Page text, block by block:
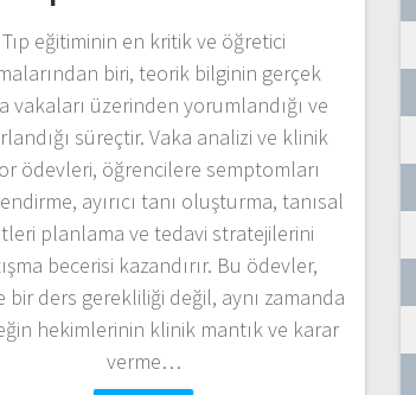
Tıp eğitiminin en kritik ve öğretici
biri, teorik bilginin gerçek
vakaları üzerinden yorumlandığı ve
süreçtir. Vaka analizi ve klinik
ödevleri, öğrencilere semptomları
ayırıcı tanı oluşturma, tanısal
planlama ve tedavi stratejilerini
becerisi kazandırır. Bu ödevler,
bir ders gerekliliği değil, aynı zamanda
hekimlerinin klinik mantık ve karar
verme…